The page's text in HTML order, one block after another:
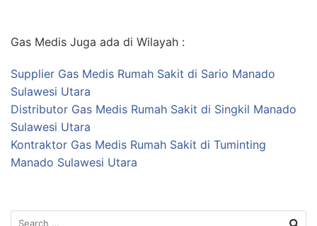
Gas Medis Juga ada di Wilayah :
Supplier Gas Medis Rumah Sakit di Sario Manado
Sulawesi Utara
Distributor Gas Medis Rumah Sakit di Singkil Manado
Sulawesi Utara
Kontraktor Gas Medis Rumah Sakit di Tuminting
Manado Sulawesi Utara
Search